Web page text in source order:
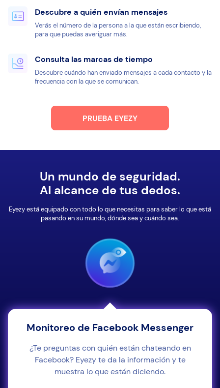
Descubre a quién envían mensajes
Verás el número de la persona a la que están escribiendo,
para que puedas averiguar más.
Consulta las marcas de tiempo
Descubre cuándo han enviado mensajes a cada contacto y la
frecuencia con la que se comunican.
PRUEBA EYEZY
Un mundo de seguridad.
Al alcance de tus dedos.
Eyezy está equipado con todo lo que necesitas para saber lo que está
pasando en su mundo, dónde sea y cuándo sea.
Monitoreo de Facebook Messenger
¿Te preguntas con quién están chateando en
Facebook? Eyezy te da la información y te
muestra lo que están diciendo.